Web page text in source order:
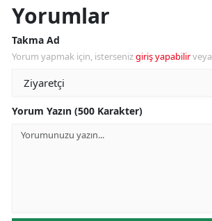
Yorumlar
Takma Ad
Yorum yapmak için, istersenizgiriş yapabilirveya
Yorum Yazın (500 Karakter)